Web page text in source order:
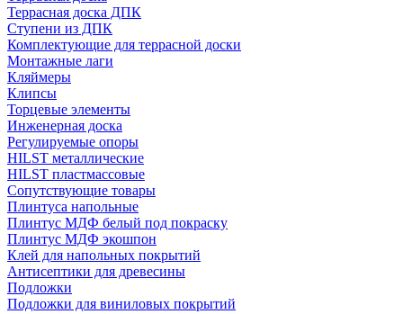
Террасная доска ДПК
Ступени из ДПК
Комплектующие для террасной доски
Монтажные лаги
Кляймеры
Клипсы
Торцевые элементы
Инженерная доска
Регулируемые опоры
HILST металлические
HILST пластмассовые
Сопутствующие товары
Плинтуса напольные
Плинтус МДФ белый под покраску
Плинтус МДФ экошпон
Клей для напольных покрытий
Антисептики для древесины
Подложки
Подложки для виниловых покрытий